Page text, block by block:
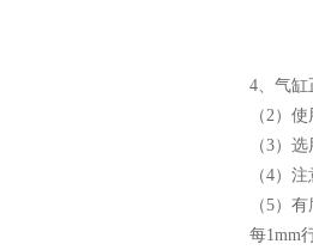
4、气
（2）
（3）
（4）
（5）
每1mm